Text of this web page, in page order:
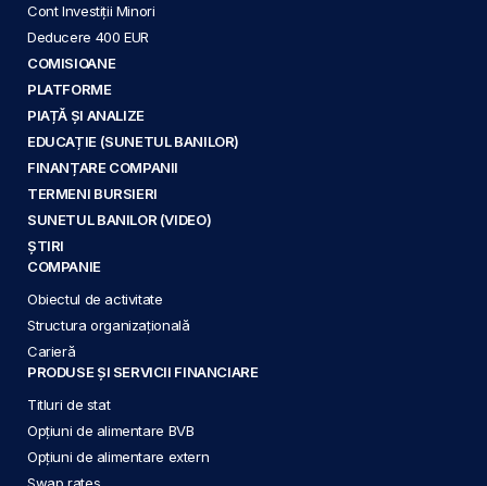
Cont Investiții Minori
Deducere 400 EUR
COMISIOANE
PLATFORME
PIAȚĂ ȘI ANALIZE
EDUCAȚIE (SUNETUL BANILOR)
FINANȚARE COMPANII
TERMENI BURSIERI
SUNETUL BANILOR (VIDEO)
ȘTIRI
COMPANIE
Obiectul de activitate
Structura organizațională
Carieră
PRODUSE ȘI SERVICII FINANCIARE
Titluri de stat
Opțiuni de alimentare BVB
Opțiuni de alimentare extern
Swap rates